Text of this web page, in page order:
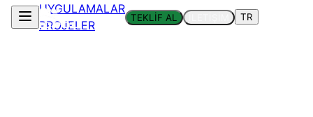
UYGULAMALAR
PROJELER
TEKLİF AL TR